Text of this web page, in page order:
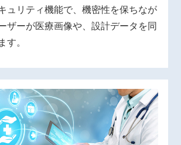
ュリティ機能で、機密性を保ちなが
ザーが医療画像や、設計データを同
。